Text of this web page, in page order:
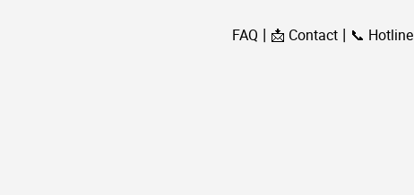
FAQ 📩 Contact 📞 Hotline